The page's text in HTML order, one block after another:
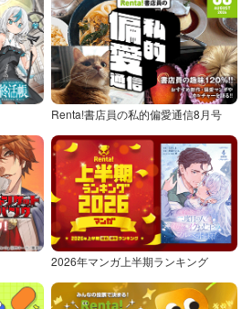
Renta!書店員の私的偏愛通信8月号
2026年マンガ上半期ランキング